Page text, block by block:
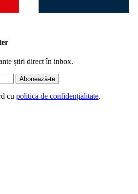
știri direct în inbox.
Abonează-te
cu politica de confidențialitate.